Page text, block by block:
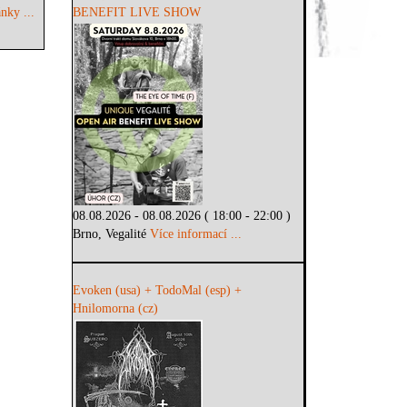
...
BENEFIT LIVE SHOW
08.08.2026 - 08.08.2026 ( 18:00 - 22:00 )
Brno, VegalitéVíce informací ...
Evoken (usa) + TodoMal (esp) +
Hnilomorna (cz)